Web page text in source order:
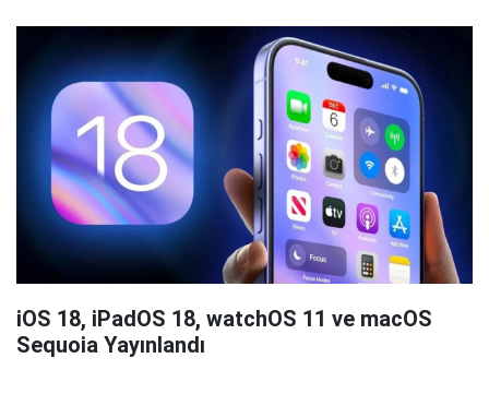
iOS 18, iPadOS 18, watchOS 11 ve macOS
Sequoia Yayınlandı